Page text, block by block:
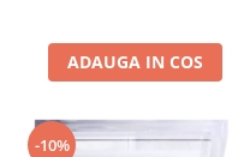
ADAUGA IN COS
-10%